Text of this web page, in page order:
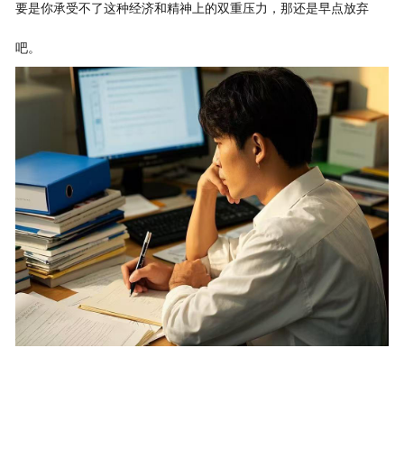
要是你承受不了这种经济和精神上的双重压力，那还是早点放弃
吧。